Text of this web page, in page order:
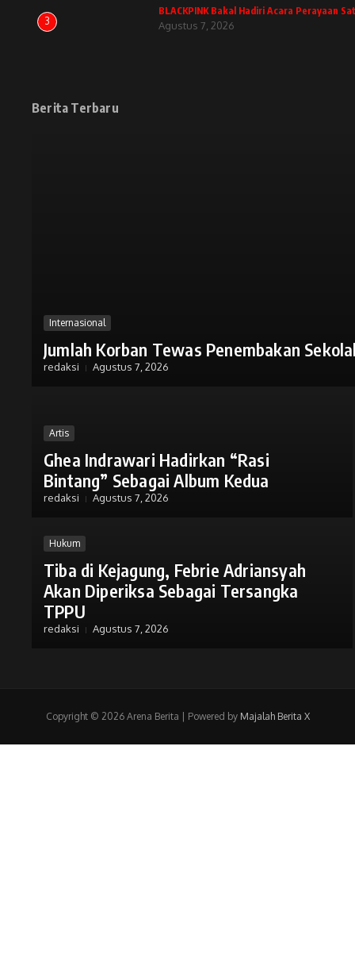
3
BLACKPINK Bakal Hadiri Acara Perayaan
Agustus 7, 2026
Berita Terbaru
Internasional
Jumlah Korban Tewas Penembakan
redaksi Agustus 7, 2026
Artis
Ghea Indrawari Hadirkan “Rasi
Bintang” Sebagai Album Kedua
redaksi Agustus 7, 2026
Hukum
Tiba di Kejagung, Febrie Adriansyah
Akan Diperiksa Sebagai Tersangka
TPPU
redaksi Agustus 7, 2026
Copyright © 2026 Arena Berita | Powered by Majalah Berita X